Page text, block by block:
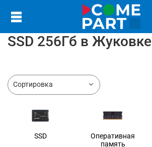
SSD 256Гб в Жуковке
SSD
Оперативная
память